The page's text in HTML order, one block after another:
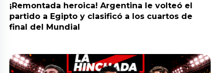
¡Remontada heroica! Argentina le volteó el
partido a Egipto y clasificó a los cuartos de
final del Mundial